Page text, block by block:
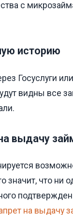
с
историю
Госуслуги
видны все
выдачу
значит, что
на выдачу